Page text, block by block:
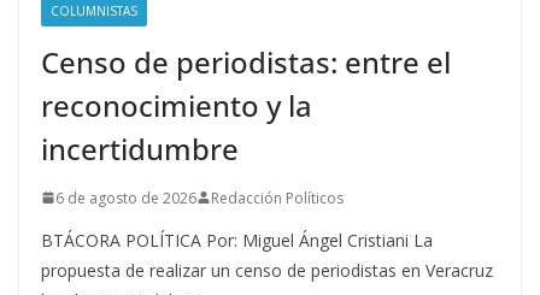
COLUMNISTAS
Censo de periodistas: entre el
reconocimiento y la
incertidumbre
6 de agosto de 2026 Redacción Políticos
BTÁCORA POLÍTICA Por: Miguel Ángel Cristiani La
propuesta de realizar un censo de periodistas en Veracruz